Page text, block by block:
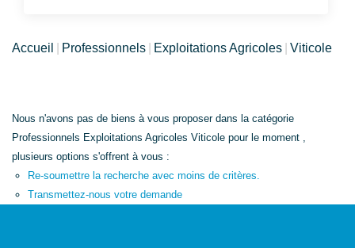
Accueil Professionnels Exploitations Agricoles Viticole
Nous n'avons pas de biens à vous proposer dans la catégorie
Professionnels Exploitations Agricoles Viticole pour le moment ,
plusieurs options s'offrent à vous :
Re-soumettre la recherche avec moins de critères.
Transmettez-nous votre demande